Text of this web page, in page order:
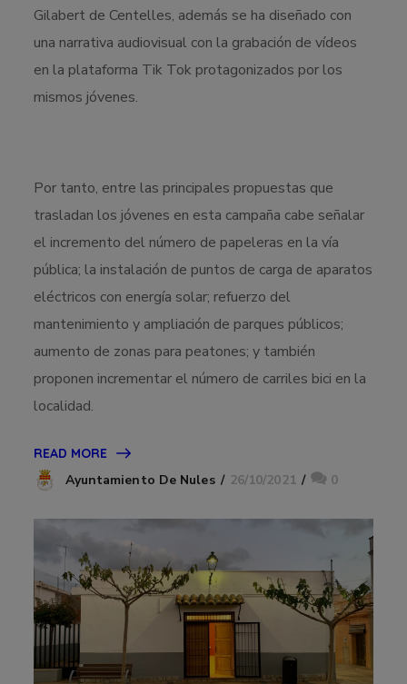
Gilabert de Centelles, además se ha diseñado con
una narrativa audiovisual con la grabación de vídeos
en la plataforma Tik Tok protagonizados por los
mismos jóvenes.
Por tanto, entre las principales propuestas que
trasladan los jóvenes en esta campaña cabe señalar
el incremento del número de papeleras en la vía
pública; la instalación de puntos de carga de aparatos
eléctricos con energía solar; refuerzo del
mantenimiento y ampliación de parques públicos;
aumento de zonas para peatones; y también
proponen incrementar el número de carriles bici en la
localidad.
READ MORE
Ayuntamiento De Nules 26/10/2021 0